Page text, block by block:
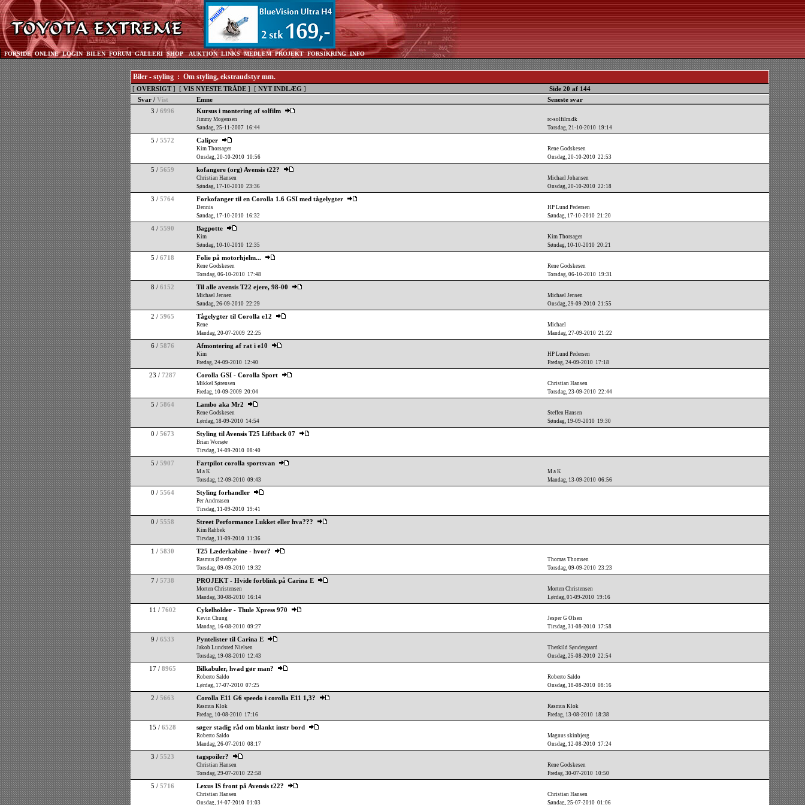
FORSIDE ONLINE LOGIN BILEN FORUM GALLERI SHOP AUKTION LINKS MEDLEM PROJEKT FORSIKRING INFO
Biler - styling : Om styling, ekstraudstyr mm.
[ OVERSIGT] [ VIS NYESTE TRÅDE ] [ NYT INDLÆG ]
Side 20 af 144
Svar / Vist Emne
Seneste svar
3 / 6996 Kursus i montering af solfilm
Jimmy Mogensen
Søndag, 25-11-2007 16:44
rc-solfilm.dk
Torsdag, 21-10-2010 19:14
5 / 5572 Caliper
Kim Thorsager
Onsdag, 20-10-2010 10:56
Rene Godskesen
Onsdag, 20-10-2010 22:53
5 / 5659 kofangere (org) Avensis t22?
Christian Hansen
Søndag, 17-10-2010 23:36
Michael Johansen
Onsdag, 20-10-2010 22:18
3 / 5764 Forkofanger til en Corolla 1.6 GSI med tågelygter
Dennis
Søndag, 17-10-2010 16:32
HP Lund Pedersen
Søndag, 17-10-2010 21:20
4 / 5590 Bagpotte
Kim
Søndag, 10-10-2010 12:35
Kim Thorsager
Søndag, 10-10-2010 20:21
5 / 6718 Folie på motorhjelm...
Rene Godskesen
Torsdag, 06-10-2010 17:48
Rene Godskesen
Torsdag, 06-10-2010 19:31
8 / 6152 Til alle avensis T22 ejere, 98-00
Michael Jensen
Søndag, 26-09-2010 22:29
Michael Jensen
Onsdag, 29-09-2010 21:55
2 / 5965 Tågelygter til Corolla e12
Rene
Mandag, 20-07-2009 22:25
Michael
Mandag, 27-09-2010 21:22
6 / 5876 Afmontering af rat i e10
Kim
Fredag, 24-09-2010 12:40
HP Lund Pedersen
Fredag, 24-09-2010 17:18
23 / 7287 Corolla GSI - Corolla Sport
Mikkel Sørensen
Fredag, 10-09-2009 20:04
Christian Hansen
Torsdag, 23-09-2010 22:44
5 / 5864 Lambo aka Mr2
Rene Godskesen
Lørdag, 18-09-2010 14:54
Steffen Hansen
Søndag, 19-09-2010 19:30
0 / 5673 Styling til Avensis T25 Liftback 07
Brian Worsøe
Tirsdag, 14-09-2010 08:40
5 / 5907 Fartpilot corolla sportsvan
M a K
Torsdag, 12-09-2010 09:43
M a K
Mandag, 13-09-2010 06:56
0 / 5564 Styling forhandler
Per Andreasen
Tirsdag, 11-09-2010 19:41
0 / 5558 Street Performance Lukket eller hva???
Kim Rahbek
Tirsdag, 11-09-2010 11:36
1 / 5830 T25 Læderkabine - hvor?
Rasmus Østerbye
Torsdag, 09-09-2010 19:32
Thomas Thomsen
Torsdag, 09-09-2010 23:23
7 / 5738 PROJEKT - Hvide forblink på Carina E
Morten Christensen
Mandag, 30-08-2010 16:14
Morten Christensen
Lørdag, 01-09-2010 19:16
11 / 7602 Cykelholder - Thule Xpress 970
Kevin Chung
Mandag, 16-08-2010 09:27
Jesper G Olsen
Tirsdag, 31-08-2010 17:58
9 / 6533 Pyntelister til Carina E
Jakob Lundsted Nielsen
Torsdag, 19-08-2010 12:43
Therkild Søndergaard
Onsdag, 25-08-2010 22:54
17 / 8965 Bilkabuler, hvad gør man?
Roberto Saldo
Lørdag, 17-07-2010 07:25
Roberto Saldo
Onsdag, 18-08-2010 08:16
2 / 5663 Corolla E11 G6 speedo i corolla E11 1,3?
Rasmus Klok
Fredag, 10-08-2010 17:16
Rasmus Klok
Fredag, 13-08-2010 18:38
15 / 6528 søger stadig råd om blankt instr bord
Roberto Saldo
Mandag, 26-07-2010 08:17
Magnus skinbjerg
Onsdag, 12-08-2010 17:24
3 / 5523 tagspoiler?
Christian Hansen
Torsdag, 29-07-2010 22:58
Rene Godskesen
Fredag, 30-07-2010 10:50
5 / 5716 Lexus IS front på Avensis t22?
Christian Hansen
Onsdag, 14-07-2010 01:03
Christian Hansen
Søndag, 25-07-2010 01:06